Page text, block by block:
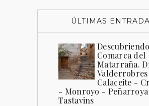
ÚLTIMAS
Comarca del
Matarraña.
Calaceite -
- Monroyo -
Tastavins